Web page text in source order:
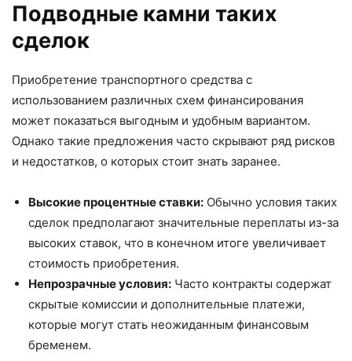
Подводные камни таких
сделок
Приобретение транспортного средства с
использованием различных схем финансирования
может показаться выгодным и удобным вариантом.
Однако такие предложения часто скрывают ряд рисков
и недостатков, о которых стоит знать заранее.
Высокие процентные ставки: Обычно условия таких
сделок предполагают значительные переплаты из-за
высоких ставок, что в конечном итоге увеличивает
стоимость приобретения.
Непрозрачные условия: Часто контракты содержат
скрытые комиссии и дополнительные платежи,
которые могут стать неожиданным финансовым
бременем.